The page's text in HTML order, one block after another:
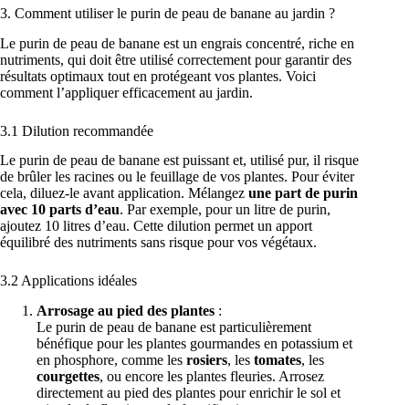
3. Comment utiliser le purin de peau de banane au jardin ?
Le purin de peau de banane est un engrais concentré, riche en
nutriments, qui doit être utilisé correctement pour garantir des
résultats optimaux tout en protégeant vos plantes. Voici
comment l’appliquer efficacement au jardin.
3.1 Dilution recommandée
Le purin de peau de banane est puissant et, utilisé pur, il risque
de brûler les racines ou le feuillage de vos plantes. Pour éviter
cela, diluez-le avant application. Mélangez une part de purin
avec 10 parts d’eau. Par exemple, pour un litre de purin,
ajoutez 10 litres d’eau. Cette dilution permet un apport
équilibré des nutriments sans risque pour vos végétaux.
3.2 Applications idéales
Arrosage au pied des plantes :
Le purin de peau de banane est particulièrement
bénéfique pour les plantes gourmandes en potassium et
en phosphore, comme les rosiers, les tomates, les
courgettes, ou encore les plantes fleuries. Arrosez
directement au pied des plantes pour enrichir le sol et